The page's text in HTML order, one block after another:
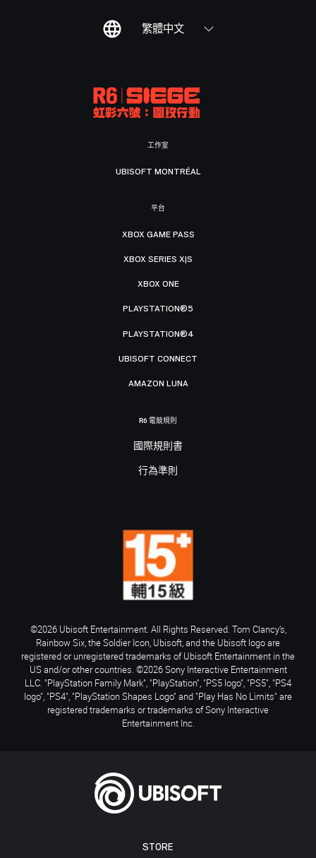
繁體中文
STORE
工作室
UBISOFT MONTRÉAL
平台
XBOX GAME PASS
XBOX SERIES X|S
XBOX ONE
PLAYSTATION®5
PLAYSTATION®4
UBISOFT CONNECT
AMAZON LUNA
R6 電競規則
國際規則書
行為準則
©2026 Ubisoft Entertainment. All Rights Reserved. Tom Clancy’s,
Rainbow Six, the Soldier Icon, Ubisoft, and the Ubisoft logo are
registered or unregistered trademarks of Ubisoft Entertainment in the
US and/or other countries. ©2026 Sony Interactive Entertainment
LLC. "PlayStation Family Mark", "PlayStation", "PS5 logo", "PS5", "PS4
logo", "PS4", "PlayStation Shapes Logo" and "Play Has No Limits" are
registered trademarks or trademarks of Sony Interactive
Entertainment Inc.